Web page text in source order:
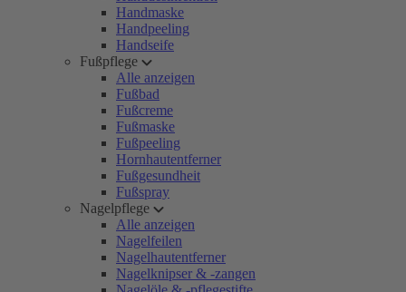
Handmaske
Handpeeling
Handseife
Fußpflege
Alle anzeigen
Fußbad
Fußcreme
Fußmaske
Fußpeeling
Hornhautentferner
Fußgesundheit
Fußspray
Nagelpflege
Alle anzeigen
Nagelfeilen
Nagelhautentferner
Nagelknipser & -zangen